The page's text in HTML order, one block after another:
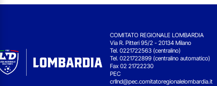
COMITATO REGIONALE LOMBARDIA
Via R. Pitteri 95/2 - 20134 Milano
Tel. 0221722563 (centralino)
Tel. 0221722899 (centralino automatico)
Fax 02 21722230
PEC
crllnd@pec.comitatoregionalelombardia.it